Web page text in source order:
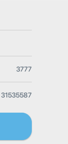
3777
31535587